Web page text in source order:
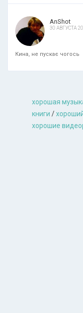
AnShot
30 АВГУСТА
Кина, не пускає чогось
хорошая
книги /
хорошие